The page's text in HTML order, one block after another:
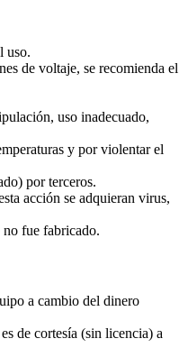
uso.
de voltaje, se recomienda el
uso inadecuado,
y por violentar el
por terceros.
acción se adquieran virus,
fue fabricado.
a cambio del dinero
de cortesía (sin licencia) a